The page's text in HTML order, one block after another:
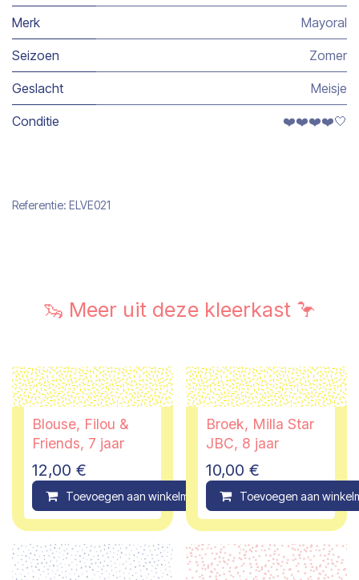
Merk Mayoral
Seizoen Zomer
Geslacht Meisje
Conditie ❤️❤️❤️❤️🤍
Referentie: ELVE021
🦦 Meer uit deze kleerkast 🦩
Blouse, Filou &
Friends, 7 jaar
12,00 €
Toevoegen aan winkelmandje Compare
Broek, Milla Star
JBC, 8 jaar
10,00 €
Toevoegen aan